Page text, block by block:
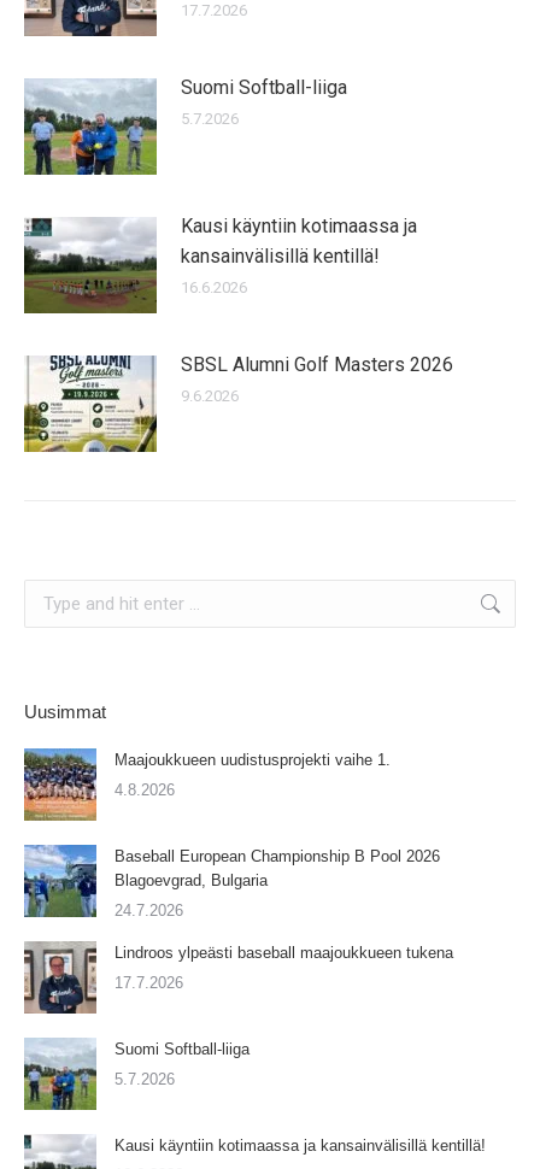
17.7.2026
Suomi Softball-liiga
5.7.2026
Kausi käyntiin kotimaassa ja
kansainvälisillä kentillä!
16.6.2026
SBSL Alumni Golf Masters 2026
9.6.2026
Uusimmat
Maajoukkueen uudistusprojekti vaihe 1.
4.8.2026
Baseball European Championship B Pool 2026
Blagoevgrad, Bulgaria
24.7.2026
Lindroos ylpeästi baseball maajoukkueen tukena
17.7.2026
Suomi Softball-liiga
5.7.2026
Kausi käyntiin kotimaassa ja kansainvälisillä kentillä!